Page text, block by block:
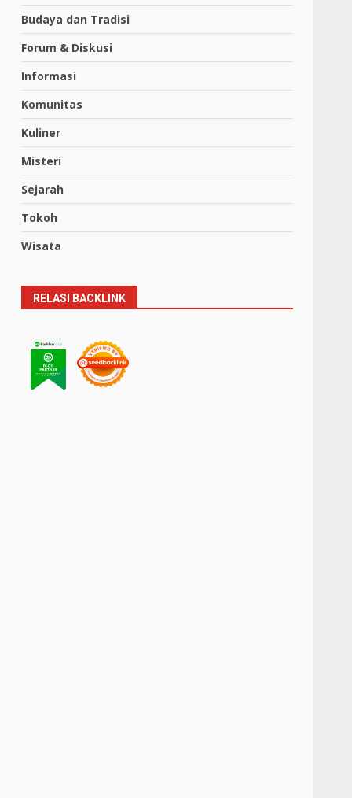
Budaya dan Tradisi
Forum & Diskusi
Informasi
Komunitas
Kuliner
Misteri
Sejarah
Tokoh
Wisata
RELASI BACKLINK